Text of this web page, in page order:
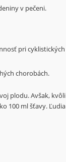
v pečeni.
pri cyklistických
chorobách.
plodu. Avšak, kvôli
100 ml šťavy. Ľudia